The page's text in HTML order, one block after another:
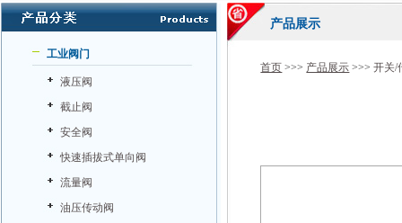
工业阀门
液压阀
截止阀
安全阀
快速插拔式单向阀
流量阀
油压传动阀
产品展示
首页 >>> 产品展示 >>>开关/